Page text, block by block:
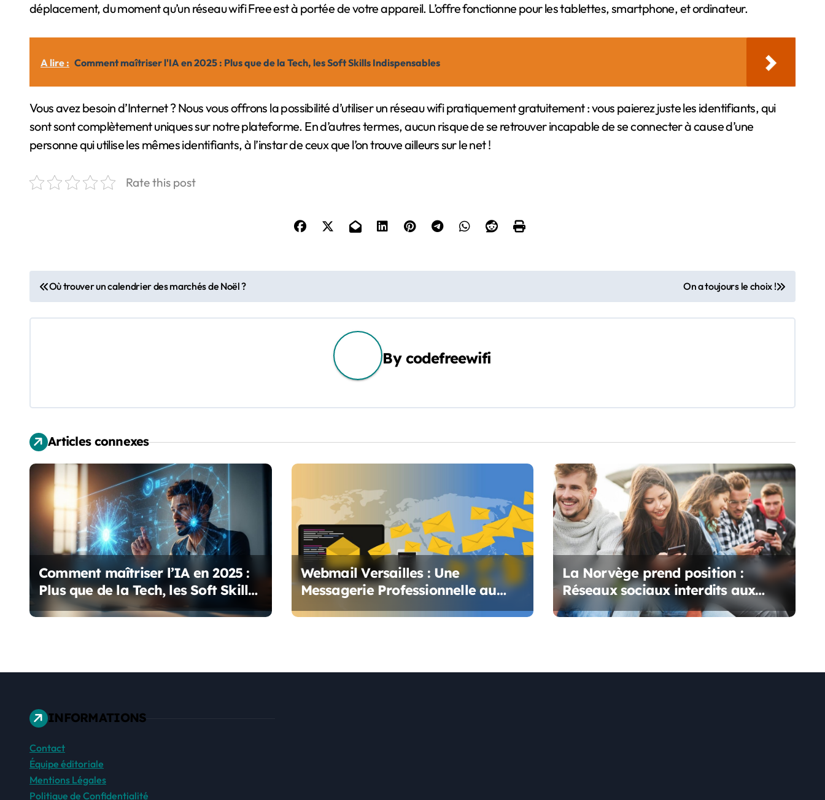
déplacement, du moment qu’un réseau wifi Free est à portée de votre appareil. L’offre fonctionne pour les tablettes, smartphone, et ordinateur.
A lire : Comment maîtriser l'IA en 2025 : Plus que de la Tech, les Soft Skills Indispensables
Vous avez besoin d’Internet ? Nous vous offrons la possibilité d’utiliser un réseau wifi pratiquement gratuitement : vous paierez juste les identifiants, qui
sont sont complètement uniques sur notre plateforme. En d’autres termes, aucun risque de se retrouver incapable de se connecter à cause d’une
personne qui utilise les mêmes identifiants, à l’instar de ceux que l’on trouve ailleurs sur le net !
Rate this post
N
a
a
t
i
o
n
d
e
l
’
i
c
l
e
Où trouver un calendrier des marchés de Noël ? On a toujours le choix !
By codefreewifi
Articles connexes
Comment maîtriser l’IA en 2025 :
Plus que de la Tech, les Soft Skills
Indispensables
Webmail Versailles : Une
Messagerie Professionnelle au
Service des Enseignants et du
La Norvège prend position :
Réseaux sociaux interdits aux
moins de 15 ans
INFORMATIONS
Contact
Équipe éditoriale
Mentions Légales
Politique de Confidentialité